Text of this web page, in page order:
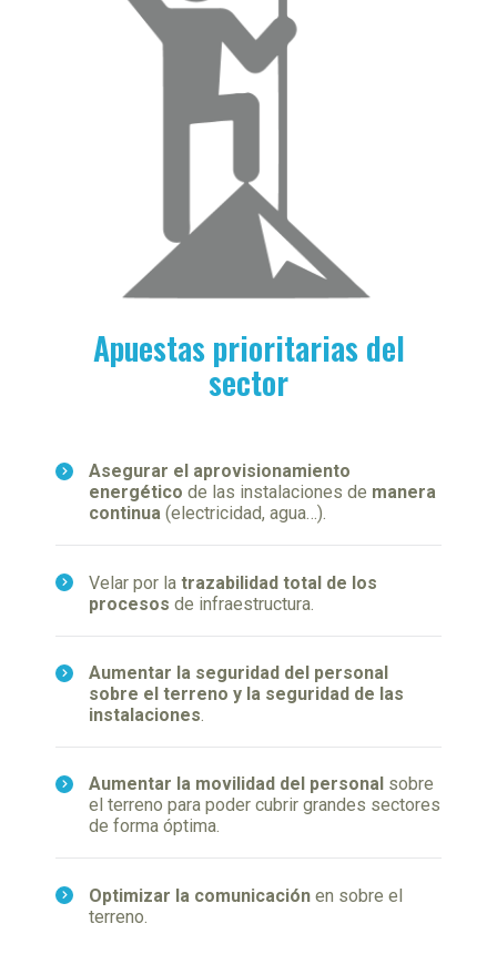
Apuestas prioritarias del
sector
Asegurar el aprovisionamiento
energético de las instalaciones de manera
continua (electricidad, agua…).
Velar por la trazabilidad total de los
procesos de infraestructura.
Aumentar la seguridad del personal
sobre el terreno y la seguridad de las
instalaciones.
Aumentar la movilidad del personal sobre
el terreno para poder cubrir grandes sectores
de forma óptima.
Optimizar la comunicación en sobre el
terreno.